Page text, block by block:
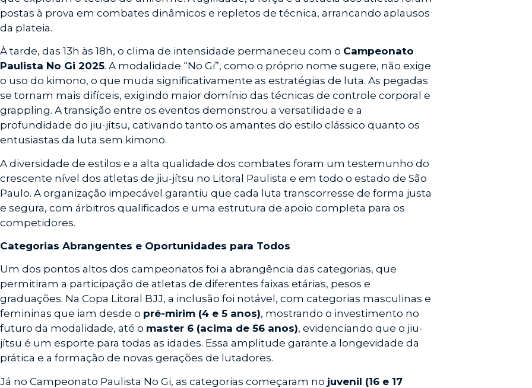
postas à prova em combates dinâmicos e repletos de técnica, arrancando aplausos
da plateia.
À tarde, das 13h às 18h, o clima de intensidade permaneceu com o Campeonato
Paulista No Gi 2025. A modalidade “No Gi”, como o próprio nome sugere, não exige
o uso do kimono, o que muda significativamente as estratégias de luta. As pegadas
se tornam mais difíceis, exigindo maior domínio das técnicas de controle corporal e
grappling. A transição entre os eventos demonstrou a versatilidade e a
profundidade do jiu-jítsu, cativando tanto os amantes do estilo clássico quanto os
entusiastas da luta sem kimono.
A diversidade de estilos e a alta qualidade dos combates foram um testemunho do
crescente nível dos atletas de jiu-jítsu no Litoral Paulista e em todo o estado de São
Paulo. A organização impecável garantiu que cada luta transcorresse de forma justa
e segura, com árbitros qualificados e uma estrutura de apoio completa para os
competidores.
Categorias Abrangentes e Oportunidades para Todos
Um dos pontos altos dos campeonatos foi a abrangência das categorias, que
permitiram a participação de atletas de diferentes faixas etárias, pesos e
graduações. Na Copa Litoral BJJ, a inclusão foi notável, com categorias masculinas e
femininas que iam desde o pré-mirim (4 e 5 anos), mostrando o investimento no
futuro da modalidade, até o master 6 (acima de 56 anos), evidenciando que o jiu-
jítsu é um esporte para todas as idades. Essa amplitude garante a longevidade da
prática e a formação de novas gerações de lutadores.
Já no Campeonato Paulista No Gi, as categorias começaram no juvenil (16 e 17